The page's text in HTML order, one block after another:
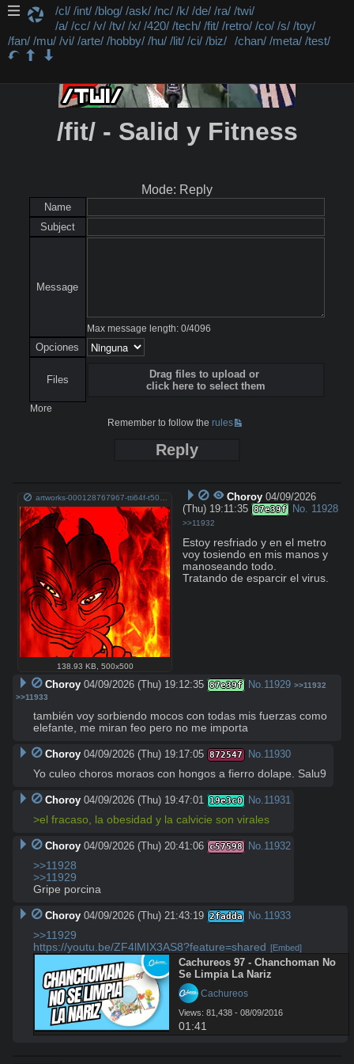
/cl/ /int/ /blog/ /ask/ /nc/ /k/ /de/ /ra/ /twi/
/a/ /cc/ /v/ /tv/ /x/ /420/ /tech/ /fit/ /retro/ /co/ /s/ /toy/
/fan/ /mu/ /vi/ /arte/ /hobby/ /hu/ /lit/ /ci/ /biz/ /chan/ /meta/ /test/
/fit/ - Salid y Fitness
Mode: Reply
Name
Subject
Message
Max message length: 0/4096
Opciones
Files
Drag files to upload or
click here to select them
More
Remember to follow therules
Reply
138.93 KB 500x500
Choroy 04/09/2026
(Thu) 19:11:35 87e39f No. 11928
>>11932
Estoy resfriado y en el metro
voy tosiendo en mis manos y
manoseando todo.
Tratando de esparcir el virus.
Choroy 04/09/2026 (Thu) 19:12:35 87e39f No.11929 >>11932
>>11933
también voy sorbiendo mocos con todas mis fuerzas como
elefante, me miran feo pero no me importa
Choroy 04/09/2026 (Thu) 19:17:05 872547 No.11930
Yo culeo choros moraos con hongos a fierro dolape. Salu9
Choroy 04/09/2026 (Thu) 19:47:01 19e3c0 No.11931
>el fracaso, la obesidad y la calvicie son virales
Choroy 04/09/2026 (Thu) 20:41:06 c57598 No.11932
>>11928
>>11929
Gripe porcina
Choroy 04/09/2026 (Thu) 21:43:19 2fadda No.11933
>>11929
https://youtu.be/ZF4lMIX3AS8?feature=shared
[Embed]
Cachureos 97 - Chanchoman No
Se Limpia La Nariz
Cachureos
Views: 81,438 - 08/09/2016
01:41